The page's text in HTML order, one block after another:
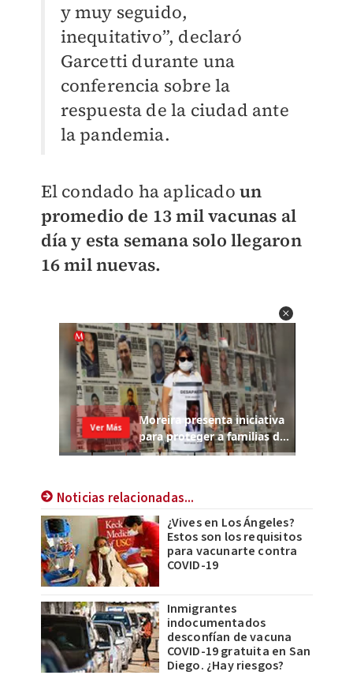
y muy seguido,
inequitativo”, declaró
Garcetti durante una
conferencia sobre la
respuesta de la ciudad ante
la pandemia.
El condado ha aplicadoun
promedio de 13 mil vacunas al
día y esta semana solo llegaron
16 mil nuevas.
Noticias relacionadas...
¿Vives en Los Ángeles?
Estos son los requisitos
para vacunarte contra
COVID-19
Inmigrantes
indocumentados
desconfían de vacuna
COVID-19 gratuita en San
Diego. ¿Hay riesgos?